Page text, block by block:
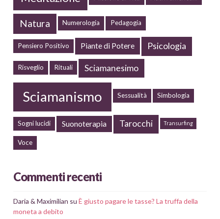
Natura Numerologia Pedagogia
Pensiero Positivo Piante di Potere Psicologia
Risveglio Rituali Sciamanesimo
Sciamanismo Sessualità Simbologia
Sogni lucidi Suonoterapia Tarocchi Transurfing
Voce
Commenti recenti
Daria & Maximilian su È giusto pagare le tasse? La truffa della
moneta a debito